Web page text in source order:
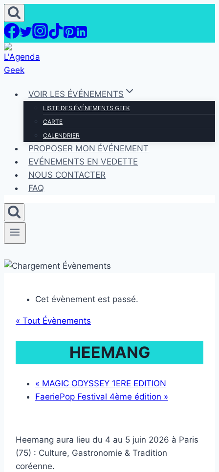
Aller
au
contenu
VOIR LES ÉVÉNEMENTS
LISTE DES ÉVÉNEMENTS GEEK
CARTE
CALENDRIER
PROPOSER MON ÉVÉNEMENT
EVÉNEMENTS EN VEDETTE
NOUS CONTACTER
FAQ
Cet évènement est passé.
« Tout Évènements
HEEMANG
« MAGIC ODYSSEY 1ERE EDITION
FaeriePop Festival 4ème édition »
Heemang aura lieu du 4 au 5 juin 2026 à Paris
(75) : Culture, Gastronomie & Tradition
coréenne.